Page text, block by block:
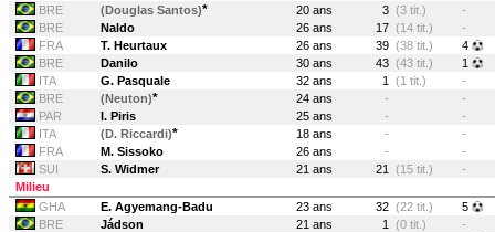
BRE
(Douglas Santos)* 20 ans 3 (3 tit.)
-
BRE
Naldo 26 ans 17 (14 tit.)
-
FRA
T. Heurtaux 26 ans 39 (38 tit.)
4
BRE
Danilo 30 ans 43 (43 tit.)
1
ITA
G. Pasquale 32 ans 1 (1 tit.)
-
BRE
(Neuton)* 24 ans -
-
PAR
I. Piris 25 ans -
-
ITA
(D. Riccardi)* 18 ans -
-
FRA
M. Sissoko 26 ans -
-
SUI
S. Widmer 21 ans 21 (15 tit.)
-
Milieu
GHA
E. Agyemang-Badu 23 ans 32 (22 tit.)
5
BRE
Jádson 21 ans 1 (0 tit.)
-